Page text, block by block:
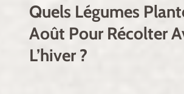
Quels Légumes
Août Pour Récolter
L’hiver ?